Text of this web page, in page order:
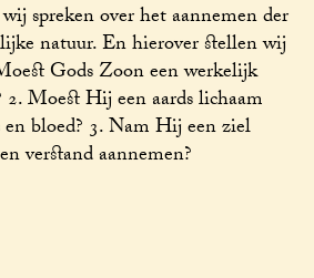
spreken over het aannemen der
natuur. En hierover stellen wij
Gods Zoon een werkelijk
Moest Hij een aards lichaam
bloed? 3. Nam Hij een ziel
verstand aannemen?